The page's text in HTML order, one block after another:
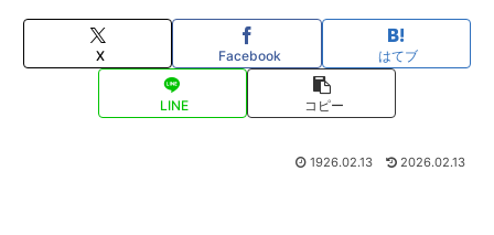
X Facebook はてブ
LINE コピー
1926.02.13 2026.02.13